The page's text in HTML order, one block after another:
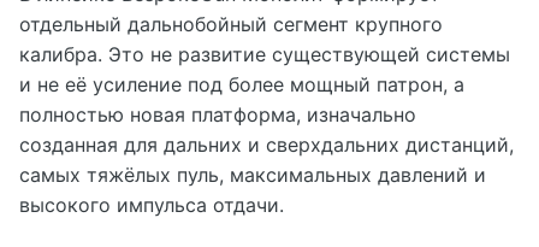
отдельный дальнобойный сегмент крупного
калибра. Это не развитие существующей системы
и не её усиление под более мощный патрон, а
полностью новая платформа, изначально
созданная для дальних и сверхдальних дистанций,
самых тяжёлых пуль, максимальных давлений и
высокого импульса отдачи.